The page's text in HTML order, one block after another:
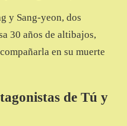
y Sang-yeon, dos
30 años de altibajos,
en su muerte
de Tú y